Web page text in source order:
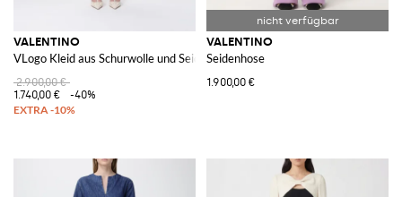
VALENTINO
VLogo Kleid aus Schurwolle und Seide
2.900,00 €
1.740,00 €
-40%
VALENTINO
Seidenhose
1.900,00 €